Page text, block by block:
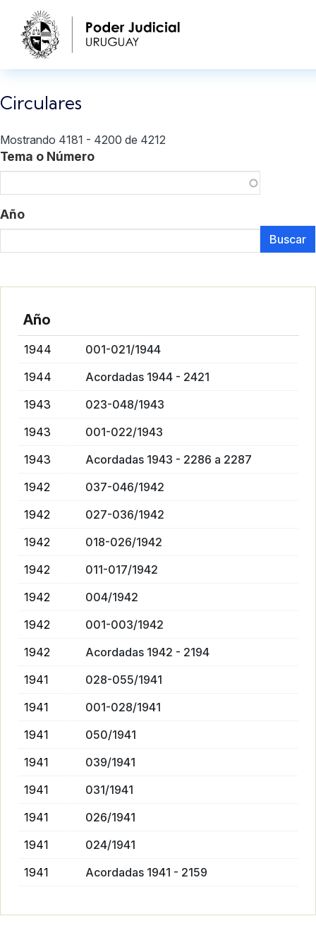
Pasar al contenido principal
Circulares
Mostrando 4181 - 4200 de 4212
Tema o Número
Año
Buscar
Año
1944
001-021/1944
1944
Acordadas 1944 - 2421
1943
023-048/1943
1943
001-022/1943
1943
Acordadas 1943 - 2286 a 2287
1942
037-046/1942
1942
027-036/1942
1942
018-026/1942
1942
011-017/1942
1942
004/1942
1942
001-003/1942
1942
Acordadas 1942 - 2194
1941
028-055/1941
1941
001-028/1941
1941
050/1941
1941
039/1941
1941
031/1941
1941
026/1941
1941
024/1941
1941
Acordadas 1941 - 2159